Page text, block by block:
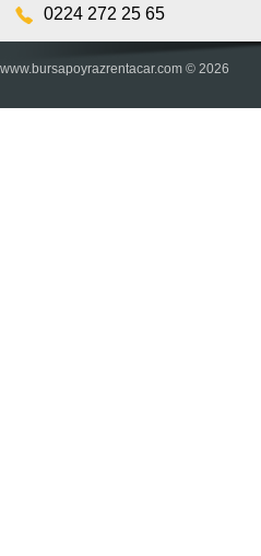
0224 272 25 65
www.bursapoyrazrentacar.com © 2026